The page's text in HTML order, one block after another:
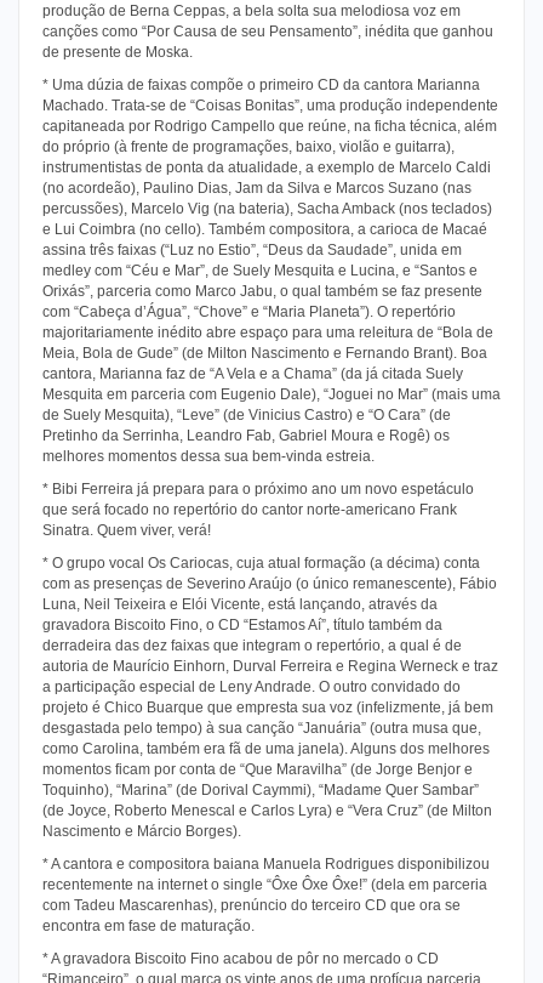
produção de Berna Ceppas, a bela solta sua melodiosa voz em
canções como “Por Causa de seu Pensamento”, inédita que ganhou
de presente de Moska.
* Uma dúzia de faixas compõe o primeiro CD da cantora Marianna
Machado. Trata-se de “Coisas Bonitas”, uma produção independente
capitaneada por Rodrigo Campello que reúne, na ficha técnica, além
do próprio (à frente de programações, baixo, violão e guitarra),
instrumentistas de ponta da atualidade, a exemplo de Marcelo Caldi
(no acordeão), Paulino Dias, Jam da Silva e Marcos Suzano (nas
percussões), Marcelo Vig (na bateria), Sacha Amback (nos teclados)
e Lui Coimbra (no cello). Também compositora, a carioca de Macaé
assina três faixas (“Luz no Estio”, “Deus da Saudade”, unida em
medley com “Céu e Mar”, de Suely Mesquita e Lucina, e “Santos e
Orixás”, parceria como Marco Jabu, o qual também se faz presente
com “Cabeça d’Água”, “Chove” e “Maria Planeta”). O repertório
majoritariamente inédito abre espaço para uma releitura de “Bola de
Meia, Bola de Gude” (de Milton Nascimento e Fernando Brant). Boa
cantora, Marianna faz de “A Vela e a Chama” (da já citada Suely
Mesquita em parceria com Eugenio Dale), “Joguei no Mar” (mais uma
de Suely Mesquita), “Leve” (de Vinicius Castro) e “O Cara” (de
Pretinho da Serrinha, Leandro Fab, Gabriel Moura e Rogê) os
melhores momentos dessa sua bem-vinda estreia.
* Bibi Ferreira já prepara para o próximo ano um novo espetáculo
que será focado no repertório do cantor norte-americano Frank
Sinatra. Quem viver, verá!
* O grupo vocal Os Cariocas, cuja atual formação (a décima) conta
com as presenças de Severino Araújo (o único remanescente), Fábio
Luna, Neil Teixeira e Elói Vicente, está lançando, através da
gravadora Biscoito Fino, o CD “Estamos Aí”, título também da
derradeira das dez faixas que integram o repertório, a qual é de
autoria de Maurício Einhorn, Durval Ferreira e Regina Werneck e traz
a participação especial de Leny Andrade. O outro convidado do
projeto é Chico Buarque que empresta sua voz (infelizmente, já bem
desgastada pelo tempo) à sua canção “Januária” (outra musa que,
como Carolina, também era fã de uma janela). Alguns dos melhores
momentos ficam por conta de “Que Maravilha” (de Jorge Benjor e
Toquinho), “Marina” (de Dorival Caymmi), “Madame Quer Sambar”
(de Joyce, Roberto Menescal e Carlos Lyra) e “Vera Cruz” (de Milton
Nascimento e Márcio Borges).
* A cantora e compositora baiana Manuela Rodrigues disponibilizou
recentemente na internet o single “Ôxe Ôxe Ôxe!” (dela em parceria
com Tadeu Mascarenhas), prenúncio do terceiro CD que ora se
encontra em fase de maturação.
* A gravadora Biscoito Fino acabou de pôr no mercado o CD
“Rimanceiro”, o qual marca os vinte anos de uma profícua parceria